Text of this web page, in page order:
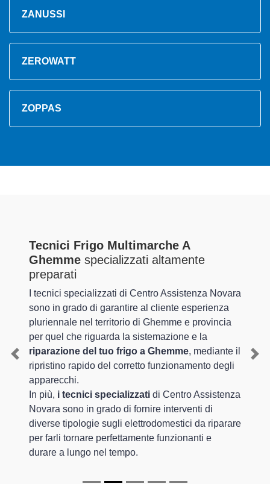
ZANUSSI
ZEROWATT
ZOPPAS
Tecnici Frigo Multimarche A
Ghemme specializzati altamente
preparati
I tecnici specializzati di Centro Assistenza Novara
sono in grado di garantire al cliente esperienza
pluriennale nel territorio di Ghemme e provincia
per quel che riguarda la sistemazione e la
riparazione del tuo frigo a Ghemme, mediante il
ripristino rapido del corretto funzionamento degli
apparecchi.
In più, i tecnici specializzati di Centro Assistenza
Novara sono in grado di fornire interventi di
diverse tipologie sugli elettrodomestici da riparare
per farli tornare perfettamente funzionanti e
durare a lungo nel tempo.
Previous